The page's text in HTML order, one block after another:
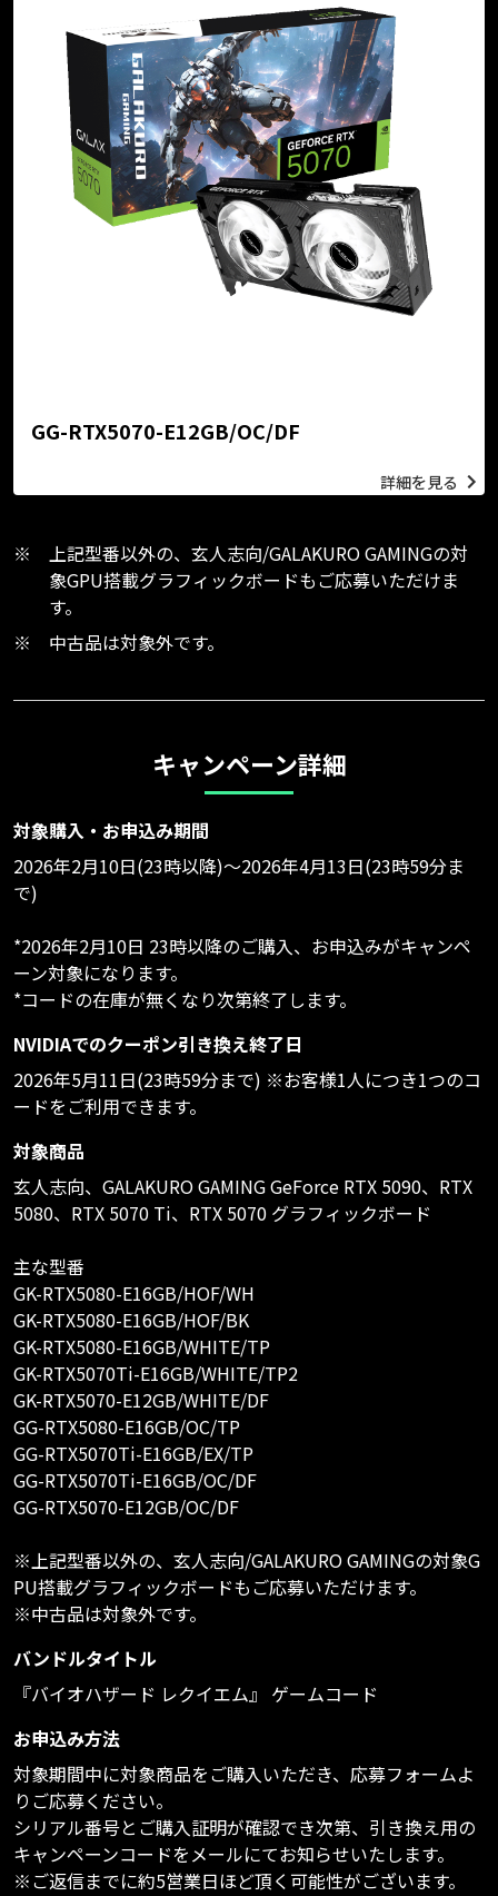
GG-RTX5070-E12GB/OC/DF
詳細を見る
※
上記型番以外の、玄人志向/GALAKURO GAMINGの対
象GPU搭載グラフィックボードもご応募いただけま
す。
※
中古品は対象外です。
キャンペーン詳細
対象購入・お申込み期間
2026年2月10日(23時以降)～2026年4月13日(23時59分ま
で)
*2026年2月10日 23時以降のご購入、お申込みがキャンペ
ーン対象になります。
*コードの在庫が無くなり次第終了します。
NVIDIAでのクーポン引き換え終了日
2026年5月11日(23時59分まで) ※お客様1人につき1つのコ
ードをご利用できます。
対象商品
玄人志向、GALAKURO GAMING GeForce RTX 5090、RTX
5080、RTX 5070 Ti、RTX 5070 グラフィックボード
主な型番
GK-RTX5080-E16GB/HOF/WH
GK-RTX5080-E16GB/HOF/BK
GK-RTX5080-E16GB/WHITE/TP
GK-RTX5070Ti-E16GB/WHITE/TP2
GK-RTX5070-E12GB/WHITE/DF
GG-RTX5080-E16GB/OC/TP
GG-RTX5070Ti-E16GB/EX/TP
GG-RTX5070Ti-E16GB/OC/DF
GG-RTX5070-E12GB/OC/DF
※上記型番以外の、玄人志向/GALAKURO GAMINGの対象G
PU搭載グラフィックボードもご応募いただけます。
※中古品は対象外です。
バンドルタイトル
『バイオハザード レクイエム』 ゲームコード
お申込み方法
対象期間中に対象商品をご購入いただき、応募フォームよ
りご応募ください。
シリアル番号とご購入証明が確認でき次第、引き換え用の
キャンペーンコードをメールにてお知らせいたします。
※ご返信までに約5営業日ほど頂く可能性がございます。